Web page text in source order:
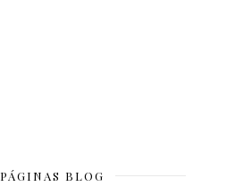
PÁGINAS BLOG